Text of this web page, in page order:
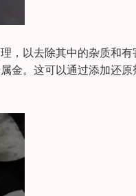
，以去除其中的杂质和
金。这可以通过添加还